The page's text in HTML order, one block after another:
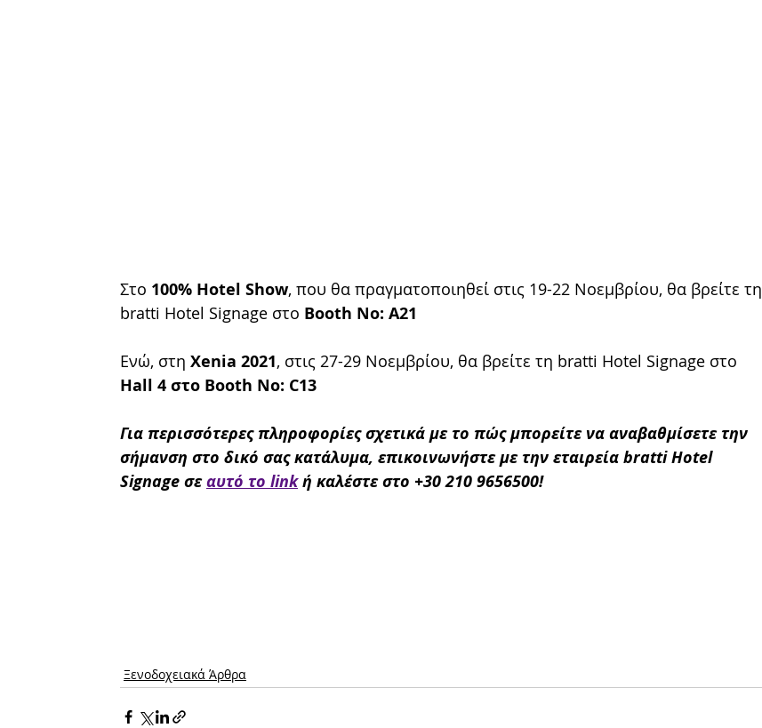
Στο 100% Hotel Show, που θα πραγματοποιηθεί στις 19-22 Νοεμβρίου, θα βρείτε τη
bratti Hotel Signage στο Booth No: A21
Ενώ, στη Xenia 2021, στις 27-29 Νοεμβρίου, θα βρείτε τη bratti Hotel Signage στο
Hall 4 στο Booth No: C13
Για περισσότερες πληροφορίες σχετικά με το πώς μπορείτε να αναβαθμίσετε την
σήμανση στο δικό σας κατάλυμα, επικοινωνήστε με την εταιρεία bratti Hotel
Signage σε αυτό το link ή καλέστε στο +30 210 9656500!
Ξενοδοχειακά Άρθρα